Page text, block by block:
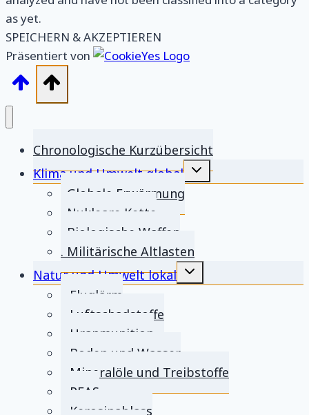
as yet.
SPEICHERN & AKZEPTIEREN
Präsentiert von
Chronologische Kurzübersicht
Klima und Umwelt global
Untermenü
. Globale Erwärmung
. Nukleare Kette
. Biologische Waffen
. Militärische Altlasten
Natur und Umwelt lokal
Untermenü
.. Fluglärm
.. Luftschadstoffe
.. Uranmunition
.. Boden und Wasser
.. Mineralöle und Treibstoffe
.. PFAS
.. Kerosinablass